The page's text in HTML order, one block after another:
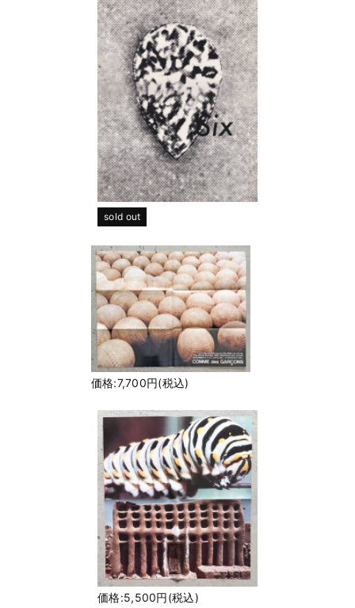
sold out
価格:7,700円(税込)
価格:5,500円(税込)